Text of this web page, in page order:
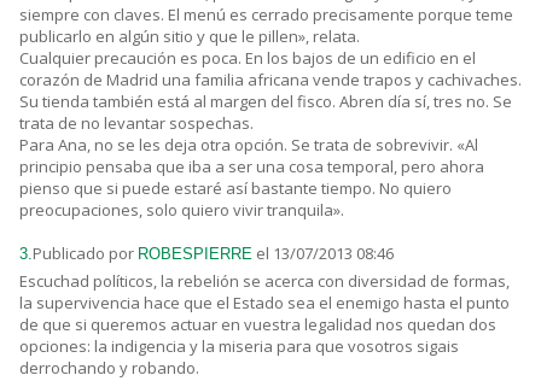
siempre con claves. El menú es cerrado precisamente porque teme
publicarlo en algún sitio y que le pillen», relata.
Cualquier precaución es poca. En los bajos de un edificio en el
corazón de Madrid una familia africana vende trapos y cachivaches.
Su tienda también está al margen del fisco. Abren día sí, tres no. Se
trata de no levantar sospechas.
Para Ana, no se les deja otra opción. Se trata de sobrevivir. «Al
principio pensaba que iba a ser una cosa temporal, pero ahora
pienso que si puede estaré así bastante tiempo. No quiero
preocupaciones, solo quiero vivir tranquila».
3.Publicado por ROBESPIERRE el 13/07/2013 08:46
Escuchad políticos, la rebelión se acerca con diversidad de formas,
la supervivencia hace que el Estado sea el enemigo hasta el punto
de que si queremos actuar en vuestra legalidad nos quedan dos
opciones: la indigencia y la miseria para que vosotros sigais
derrochando y robando.